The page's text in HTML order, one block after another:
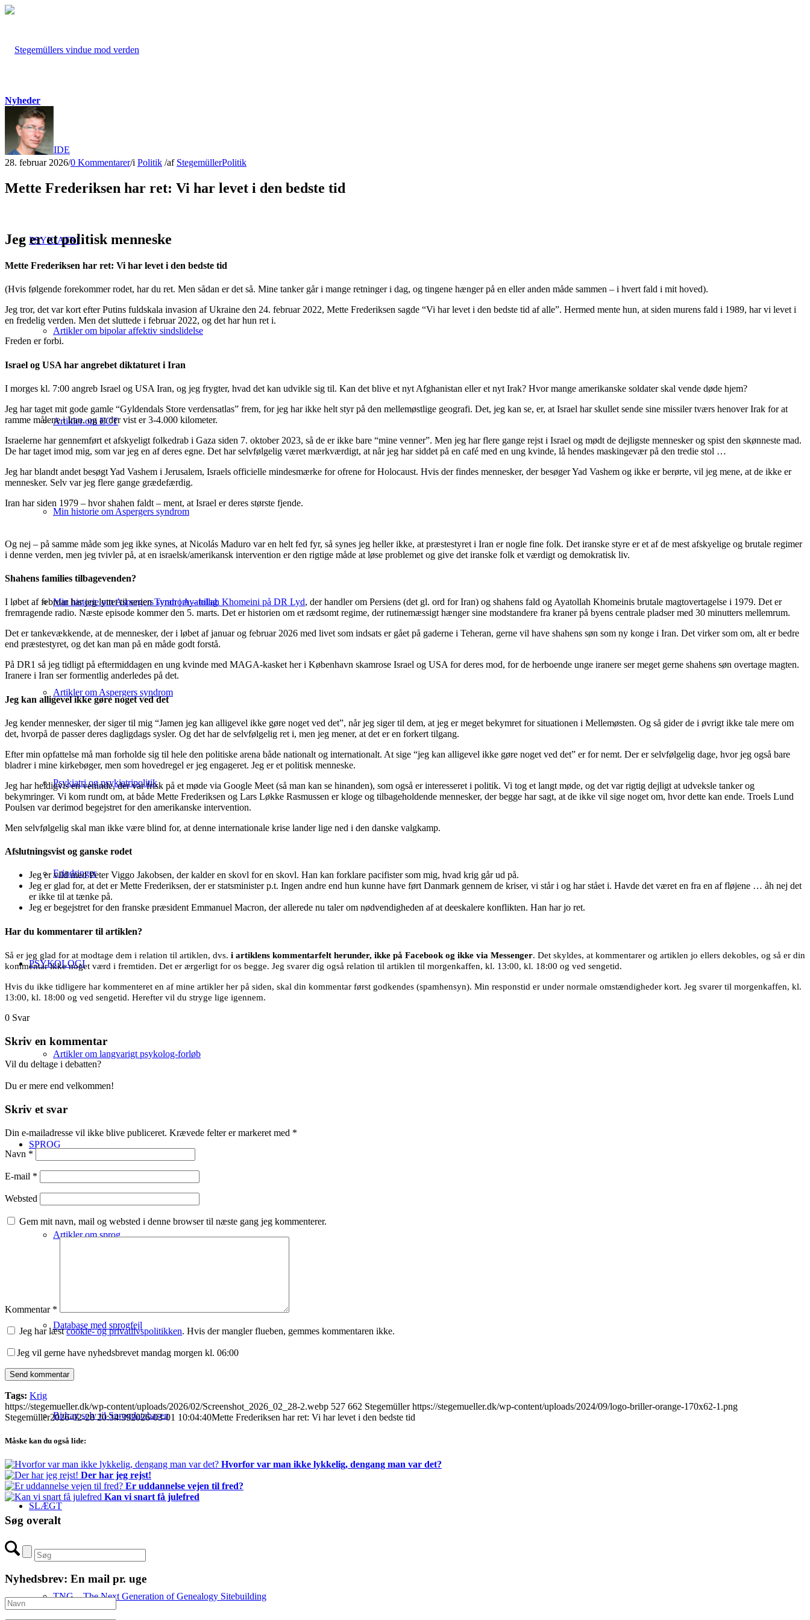
FORSIDE
PSYKIATRI
Artikler om bipolar affektiv sindslidelse
Artikler om ECT
Min historie om Aspergers syndrom
Min historie om Aspergers syndrom – bilag
Artikler om Aspergers syndrom
Psykiatri og psykiatripolitik
Erindringer
PSYKOLOGI
Artikler om langvarigt psykolog-forløb
SPROG
Artikler om sprog
Database med sprogfejl
Bidrag selv til Sprogdatabasen
SLÆGT
TNG – The Next Generation of Genealogy Sitebuilding
Nyheder
28. februar 2026/0 Kommentarer/i Politik /af StegemüllerPolitik
Mette Frederiksen har ret: Vi har levet i den bedste tid
Jeg er et politisk menneske
Mette Frederiksen har ret: Vi har levet i den bedste tid
(Hvis følgende forekommer rodet, har du ret. Men sådan er det så. Mine tanker går i mange retninger i dag, og tingene hænger på en eller anden måde sammen – i hvert fald i mit hoved).
Jeg tror, det var kort efter Putins fuldskala invasion af Ukraine den 24. februar 2022, Mette Frederiksen sagde “Vi har levet i den bedste tid af alle”. Hermed mente hun, at siden murens fald i 1989, har vi levet i
en fredelig verden. Men det sluttede i februar 2022, og det har hun ret i.
Freden er forbi.
Israel og USA har angrebet diktaturet i Iran
I morges kl. 7:00 angreb Israel og USA Iran, og jeg frygter, hvad det kan udvikle sig til. Kan det blive et nyt Afghanistan eller et nyt Irak? Hvor mange amerikanske soldater skal vende døde hjem?
Jeg har taget mit gode gamle “Gyldendals Store verdensatlas” frem, for jeg har ikke helt styr på den mellemøstlige geografi. Det, jeg kan se, er, at Israel har skullet sende sine missiler tværs henover Irak for at
ramme målene i Iran, og at der vist er 3-4.000 kilometer.
Israelerne har gennemført et afskyeligt folkedrab i Gaza siden 7. oktober 2023, så de er ikke bare “mine venner”. Men jeg har flere gange rejst i Israel og mødt de dejligste mennesker og spist den skønneste mad.
De har taget imod mig, som var jeg en af deres egne. Det har selvfølgelig været mærkværdigt, at når jeg har siddet på en café med en ung kvinde, lå hendes maskingevær på den tredie stol …
Jeg har blandt andet besøgt Yad Vashem i Jerusalem, Israels officielle mindesmærke for ofrene for Holocaust. Hvis der findes mennesker, der besøger Yad Vashem og ikke er berørte, vil jeg mene, at de ikke er
mennesker. Selv var jeg flere gange grædefærdig.
Iran har siden 1979 – hvor shahen faldt – ment, at Israel er deres største fjende.
Og nej – på samme måde som jeg ikke synes, at Nicolás Maduro var en helt fed fyr, så synes jeg heller ikke, at præstestyret i Iran er nogle fine folk. Det iranske styre er et af de mest afskyelige og brutale regimer
i denne verden, men jeg tvivler på, at en israelsk/amerikansk intervention er den rigtige måde at løse problemet og give det iranske folk et værdigt og demokratisk liv.
Shahens families tilbagevenden?
I løbet af februar har jeg lyttet til serienTyran | Ayatollah Khomeini på DR Lyd, der handler om Persiens (det gl. ord for Iran) og shahens fald og Ayatollah Khomeinis brutale magtovertagelse i 1979. Det er
fremragende radio. Næste episode kommer den 5. marts. Det er historien om et rædsomt regime, der rutinemæssigt hænger sine modstandere fra kraner på byens centrale pladser med 30 minutters mellemrum.
Det er tankevækkende, at de mennesker, der i løbet af januar og februar 2026 med livet som indsats er gået på gaderne i Teheran, gerne vil have shahens søn som ny konge i Iran. Det virker som om, alt er bedre
end præstestyret, og det kan man på en måde godt forstå.
På DR1 så jeg tidligt på eftermiddagen en ung kvinde med MAGA-kasket her i København skamrose Israel og USA for deres mod, for de herboende unge iranere ser meget gerne shahens søn overtage magten.
Iranere i Iran ser formentlig anderledes på det.
Jeg kan alligevel ikke gøre noget ved det
Jeg kender mennesker, der siger til mig “Jamen jeg kan alligevel ikke gøre noget ved det”, når jeg siger til dem, at jeg er meget bekymret for situationen i Mellemøsten. Og så gider de i øvrigt ikke tale mere om
det, hvorpå de passer deres dagligdags sysler. Og det har de selvfølgelig ret i, men jeg mener, at det er en forkert tilgang.
Efter min opfattelse må man forholde sig til hele den politiske arena både nationalt og internationalt. At sige “jeg kan alligevel ikke gøre noget ved det” er for nemt. Der er selvfølgelig dage, hvor jeg også bare
bladrer i mine kirkebøger, men som hovedregel er jeg engageret. Jeg er et politisk menneske.
Jeg har heldigvis en veninde, der var frisk på et møde via Google Meet (så man kan se hinanden), som også er interesseret i politik. Vi tog et langt møde, og det var rigtig dejligt at udveksle tanker og
bekymringer. Vi kom rundt om, at både Mette Frederiksen og Lars Løkke Rasmussen er kloge og tilbageholdende mennesker, der begge har sagt, at de ikke vil sige noget om, hvor dette kan ende. Troels Lund
Poulsen var derimod begejstret for den amerikanske intervention.
Men selvfølgelig skal man ikke være blind for, at denne internationale krise lander lige ned i den danske valgkamp.
Afslutningsvist og ganske rodet
Jeg er vild med Peter Viggo Jakobsen, der kalder en skovl for en skovl. Han kan forklare pacifister som mig, hvad krig går ud på.
Jeg er glad for, at det er Mette Frederiksen, der er statsminister p.t. Ingen andre end hun kunne have ført Danmark gennem de kriser, vi står i og har stået i. Havde det været en fra en af fløjene … åh nej det
er ikke til at tænke på.
Jeg er begejstret for den franske præsident Emmanuel Macron, der allerede nu taler om nødvendigheden af at deeskalere konflikten. Han har jo ret.
Har du kommentarer til artiklen?
Så er jeg glad for at modtage dem i relation til artiklen, dvs. i artiklens kommentarfelt herunder, ikke på Facebook og ikke via Messenger. Det skyldes, at kommentarer og artiklen jo ellers dekobles, og så er din
kommentar ikke noget værd i fremtiden. Det er ærgerligt for os begge. Jeg svarer dig også relation til artiklen til morgenkaffen, kl. 13:00, kl. 18:00 og ved sengetid.
Hvis du ikke tidligere har kommenteret en af mine artikler her på siden, skal din kommentar først godkendes (spamhensyn). Min responstid er under normale omstændigheder kort. Jeg svarer til morgenkaffen, kl.
13:00, kl. 18:00 og ved sengetid. Herefter vil du stryge lige igennem.
0 Svar
Skriv en kommentar
Vil du deltage i debatten?
Du er mere end velkommen!
Skriv et svar
Din e-mailadresse vil ikke blive publiceret. Krævede felter er markeret med *
Navn *
E-mail *
Websted
Gem mit navn, mail og websted i denne browser til næste gang jeg kommenterer.
Kommentar *
Jeg har læstcookie- og privatlivspolitikken. Hvis der mangler flueben, gemmes kommentaren ikke.
Jeg vil gerne have nyhedsbrevet mandag morgen kl. 06:00
Tags: Krig
https://stegemueller.dk/wp-content/uploads/2026/02/Screenshot_2026_02_28-2.webp 527 662 Stegemüller https://stegemueller.dk/wp-content/uploads/2024/09/logo-briller-orange-170x62-1.png
Stegemüller2026-02-28 20:34:392026-03-01 10:04:40Mette Frederiksen har ret: Vi har levet i den bedste tid
Måske kan du også lide:
Hvorfor var man ikke lykkelig, dengang man var det?
Der har jeg rejst!
Er uddannelse vejen til fred?
Kan vi snart få julefred
Søg overalt
Nyhedsbrev: En mail pr. uge